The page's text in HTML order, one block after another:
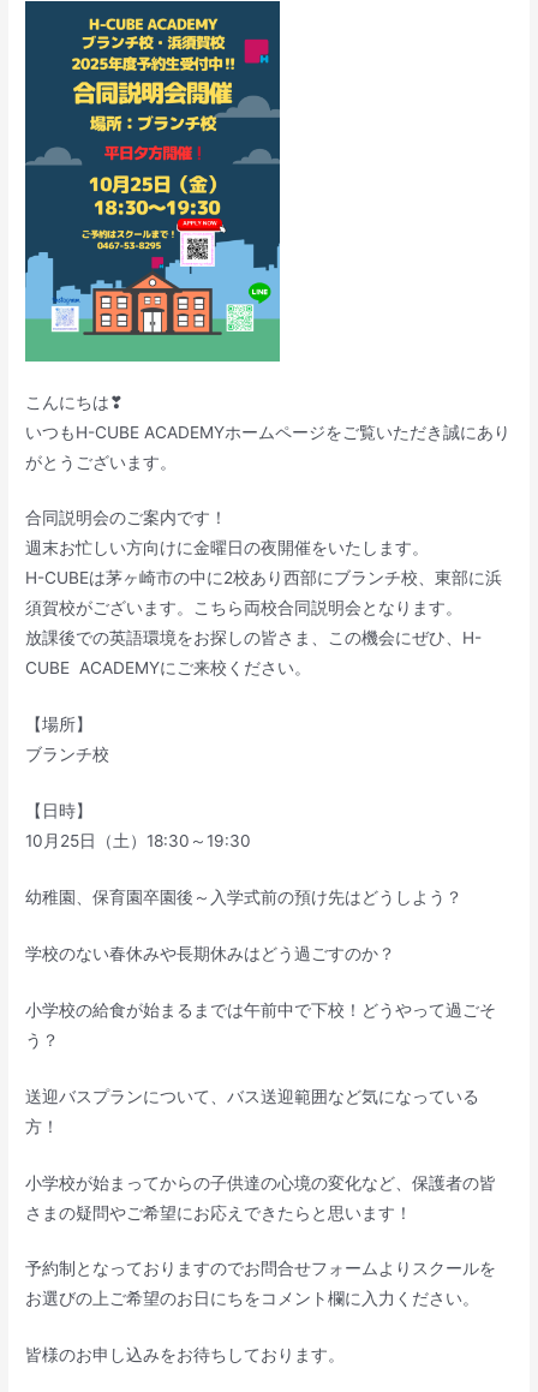
こんにちは❣
いつもH-CUBE ACADEMYホームページをご覧いただき誠にあり
がとうございます。
合同説明会のご案内です！
週末お忙しい方向けに金曜日の夜開催をいたします。
H-CUBEは茅ヶ崎市の中に2校あり西部にブランチ校、東部に浜
須賀校がございます。こちら両校合同説明会となります。
放課後での英語環境をお探しの皆さま、この機会にぜひ、H-
CUBE ACADEMYにご来校ください。
【場所】
ブランチ校
【日時】
10月25日（土）18:30～19:30
幼稚園、保育園卒園後～入学式前の預け先はどうしよう？
学校のない春休みや長期休みはどう過ごすのか？
小学校の給食が始まるまでは午前中で下校！どうやって過ごそ
う？
送迎バスプランについて、バス送迎範囲など気になっている
方！
小学校が始まってからの子供達の心境の変化など、保護者の皆
さまの疑問やご希望にお応えできたらと思います！
予約制となっておりますのでお問合せフォームよりスクールを
お選びの上ご希望のお日にちをコメント欄に入力ください。
皆様のお申し込みをお待ちしております。